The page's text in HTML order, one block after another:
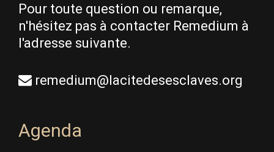
Pour toute question ou remarque,
n'hésitez pas à contacter Remedium à
l'adresse suivante.
remedium@lacitedesesclaves.org
Agenda